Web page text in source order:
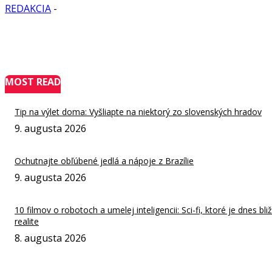
REDAKCIA -
MOST READ
Tip na výlet doma: Vyšliapte na niektorý zo slovenských hradov
9. augusta 2026
Ochutnajte obľúbené jedlá a nápoje z Brazílie
9. augusta 2026
10 filmov o robotoch a umelej inteligencii: Sci-fi, ktoré je dnes
realite
8. augusta 2026